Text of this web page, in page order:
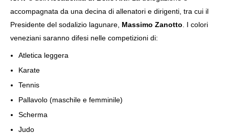
accompagnata da una decina di allenatori e dirigenti, tra cui il
Presidente del sodalizio lagunare, Massimo Zanotto . I colori
veneziani saranno difesi nelle competizioni di:
Atletica leggera
Karate
Tennis
Pallavolo (maschile e femminile)
Scherma
Judo